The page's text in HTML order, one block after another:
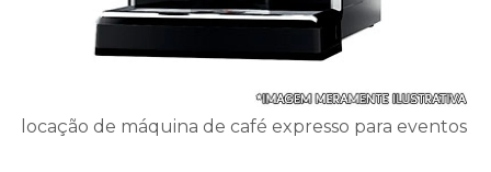
locação de máquina de café expresso para eventos